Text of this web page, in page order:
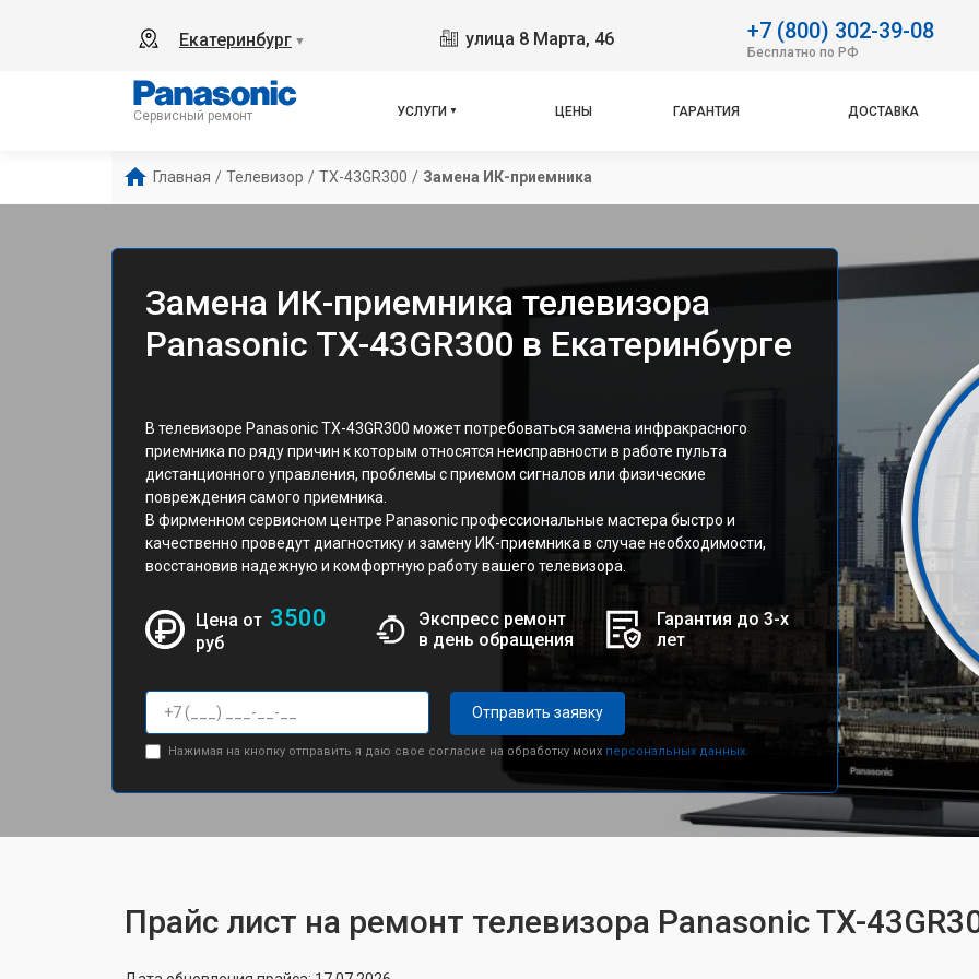
Екатеринбург ▼ улица 8 Марта, 46 +7 (800) 302-39-08
Бесплатно по РФ
Сервисный ремонт УСЛУГИ ЦЕНЫ ГАРАНТИЯ ДОСТАВКА
Главная / Телевизор / TX-43GR300 / Замена ИК-приемника
Замена ИК-приемника телевизора
Panasonic TX-43GR300 в Екатеринбурге
В телевизоре Panasonic TX-43GR300 может потребоваться замена инфракрасного
приемника по ряду причин к которым относятся неисправности в работе пульта
дистанционного управления, проблемы с приемом сигналов или физические
повреждения самого приемника.
В фирменном сервисном центре Panasonic профессиональные мастера быстро и
качественно проведут диагностику и замену ИК-приемника в случае необходимости,
восстановив надежную и комфортную работу вашего телевизора.
Цена от 3500
руб
Экспресс ремонт
в день обращения
Гарантия до 3-х
лет
Отправить заявку
Нажимая на кнопку отправить я даю свое согласие на обработку моих персональных данных.
Прайс лист на ремонт телевизора Panasonic TX-